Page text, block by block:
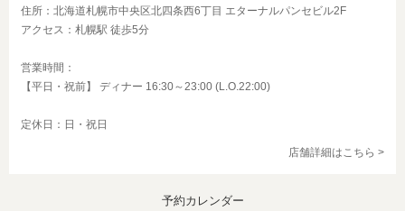
住所：北海道札幌市中央区北四条西6丁目 エターナルパンセビル2F
アクセス：札幌駅 徒歩5分
営業時間：
【平日・祝前】 ディナー 16:30～23:00 (L.O.22:00)
定休日：日・祝日
店舗詳細はこちら >
予約カレンダー